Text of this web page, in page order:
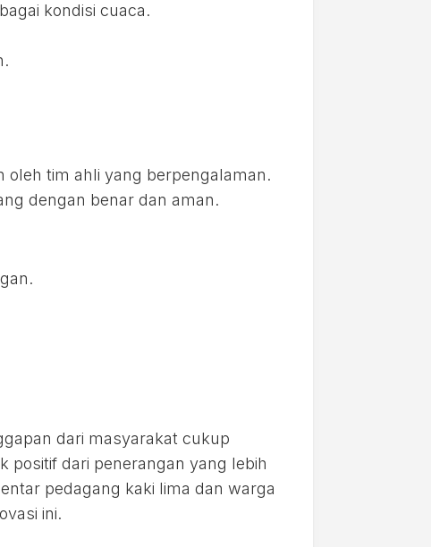
kondisi cuaca.
oleh tim ahli yang berpengalaman.
dengan benar dan aman.
dari masyarakat cukup
positif dari penerangan yang lebih
pedagang kaki lima dan warga
ini.